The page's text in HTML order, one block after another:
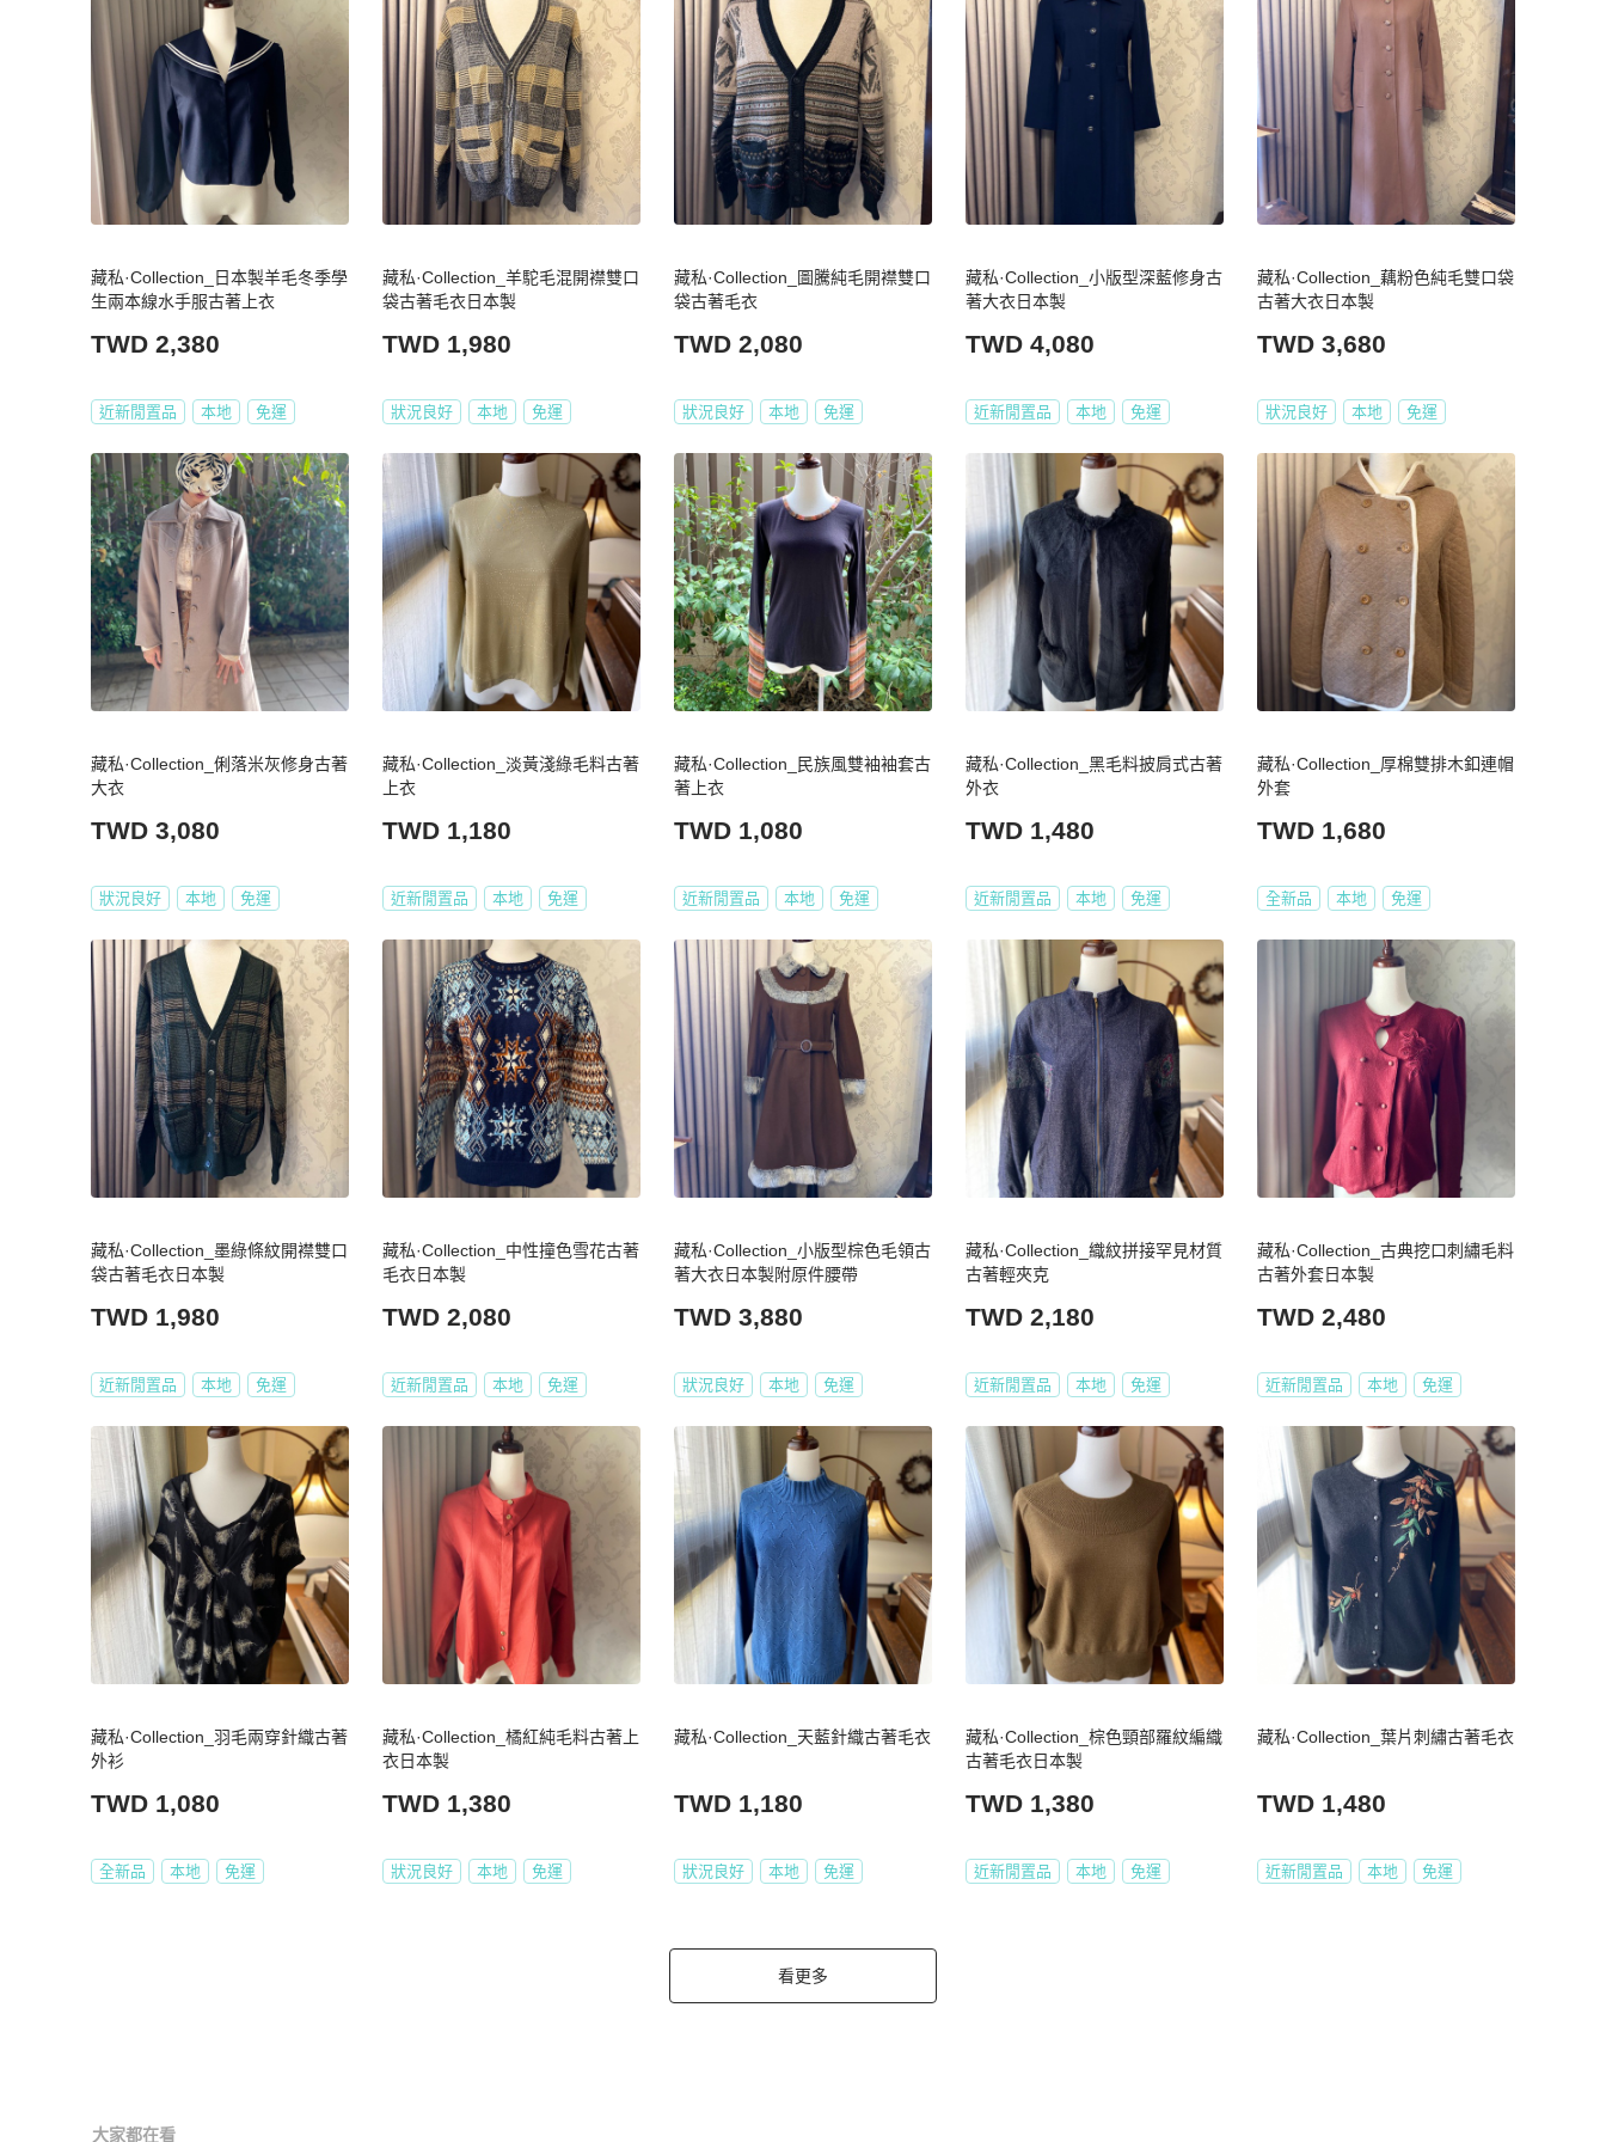
藏私·Collection_日本製羊毛冬季學
生兩本線水手服古著上衣
TWD 2,380
近新閒置品 本地 免運
藏私·Collection_羊駝毛混開襟雙口
袋古著毛衣日本製
TWD 1,980
狀況良好 本地 免運
藏私·Collection_圖騰純毛開襟雙口
袋古著毛衣
TWD 2,080
狀況良好 本地 免運
藏私·Collection_小版型深藍修身古
著大衣日本製
TWD 4,080
近新閒置品 本地 免運
藏私·Collection_藕粉色純毛雙口袋
古著大衣日本製
TWD 3,680
狀況良好 本地 免運
藏私·Collection_俐落米灰修身古著
大衣
TWD 3,080
狀況良好 本地 免運
藏私·Collection_淡黃淺綠毛料古著
上衣
TWD 1,180
近新閒置品 本地 免運
藏私·Collection_民族風雙袖袖套古
著上衣
TWD 1,080
近新閒置品 本地 免運
藏私·Collection_黑毛料披肩式古著
外衣
TWD 1,480
近新閒置品 本地 免運
藏私·Collection_厚棉雙排木釦連帽
外套
TWD 1,680
全新品 本地 免運
藏私·Collection_墨綠條紋開襟雙口
袋古著毛衣日本製
TWD 1,980
近新閒置品 本地 免運
藏私·Collection_中性撞色雪花古著
毛衣日本製
TWD 2,080
近新閒置品 本地 免運
藏私·Collection_小版型棕色毛領古
著大衣日本製附原件腰帶
TWD 3,880
狀況良好 本地 免運
藏私·Collection_織紋拼接罕見材質
古著輕夾克
TWD 2,180
近新閒置品 本地 免運
藏私·Collection_古典挖口刺繡毛料
古著外套日本製
TWD 2,480
近新閒置品 本地 免運
藏私·Collection_羽毛兩穿針織古著
外衫
TWD 1,080
全新品 本地 免運
藏私·Collection_橘紅純毛料古著上
衣日本製
TWD 1,380
狀況良好 本地 免運
藏私·Collection_天藍針織古著毛衣
TWD 1,180
狀況良好 本地 免運
藏私·Collection_棕色頸部羅紋編織
古著毛衣日本製
TWD 1,380
近新閒置品 本地 免運
藏私·Collection_葉片刺繡古著毛衣
TWD 1,480
近新閒置品 本地 免運
看更多
大家都在看